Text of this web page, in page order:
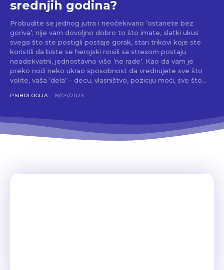
srednjih godina?
Probudite se jednog jutra i neočekivano ’ostanete bez
goriva’; nije vam dovoljno dobro to što imate, slatki ukus
svega što ste postigli postaje gorak, stari trikovi koje ste
koristili da biste se herojski nosili sa stresom postaju
neadekvatni, jednostavno više ’ne rade’. Kao da vam je
preko noći neko ukrao sposobnost da vrednujete sve što
volite, vaša ’dela’ – decu, vlasništvo, poziciju moći, sve što...
PSIHOLOGIJA 19/04/2023